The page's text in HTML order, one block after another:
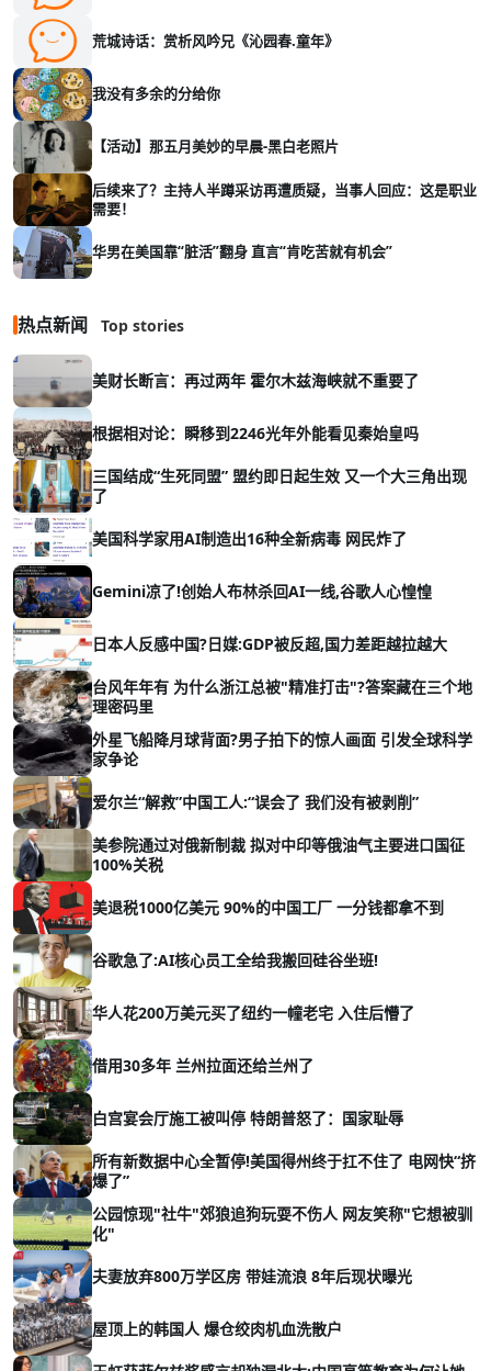
荒城诗话：赏析风吟兄《沁园春.童年》
我没有多余的分给你
【活动】那五月美妙的早晨-黑白老照片
后续来了？主持人半蹲采访再遭质疑，当事人回应：这是职业
需要！
华男在美国靠“脏活”翻身 直言“肯吃苦就有机会”
热点新闻 Top stories
美财长断言：再过两年 霍尔木兹海峡就不重要了
根据相对论：瞬移到2246光年外能看见秦始皇吗
三国结成“生死同盟” 盟约即日起生效 又一个大三角出现
了
美国科学家用AI制造出16种全新病毒 网民炸了
Gemini凉了!创始人布林杀回AI一线,谷歌人心惶惶
日本人反感中国?日媒:GDP被反超,国力差距越拉越大
台风年年有 为什么浙江总被"精准打击"?答案藏在三个地
理密码里
外星飞船降月球背面?男子拍下的惊人画面 引发全球科学
家争论
爱尔兰“解救”中国工人:“误会了 我们没有被剥削”
美参院通过对俄新制裁 拟对中印等俄油气主要进口国征
100%关税
美退税1000亿美元 90%的中国工厂 一分钱都拿不到
谷歌急了:AI核心员工全给我搬回硅谷坐班!
华人花200万美元买了纽约一幢老宅 入住后懵了
借用30多年 兰州拉面还给兰州了
白宫宴会厅施工被叫停 特朗普怒了：国家耻辱
所有新数据中心全暂停!美国得州终于扛不住了 电网快“挤
爆了”
公园惊现"社牛"郊狼追狗玩耍不伤人 网友笑称"它想被驯
化"
夫妻放弃800万学区房 带娃流浪 8年后现状曝光
屋顶上的韩国人 爆仓绞肉机血洗散户